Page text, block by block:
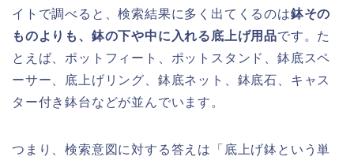
イトで調べると、検索結果に多く出てくるのは鉢その
ものよりも、鉢の下や中に入れる底上げ用品です。た
とえば、ポットフィート、ポットスタンド、鉢底スペ
ーサー、底上げリング、鉢底ネット、鉢底石、キャス
ター付き鉢台などが並んでいます。
つまり、検索意図に対する答えは「底上げ鉢という単